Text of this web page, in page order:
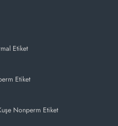
Etiket
Etiket
Nonperm Etiket